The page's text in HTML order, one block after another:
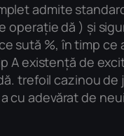
admite
operație dă ) și
sută %, în timp
A existență de
trefoil cazinou
cu adevărat de